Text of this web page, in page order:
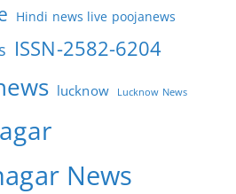
Hindi news live poojanews
ISSN-2582-6204
lucknow Lucknow News
News